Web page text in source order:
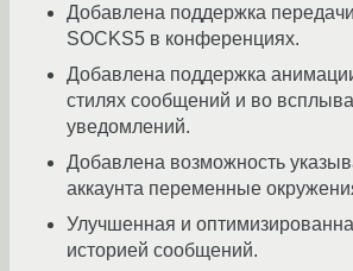
Добавлена ​​поддержка
SOCKS5 в конференциях.
Добавлена поддержка
стилях сообщений и во
уведомлений.
Добавлена возможность
аккаунта переменные
Улучшенная и
историей сообщений.